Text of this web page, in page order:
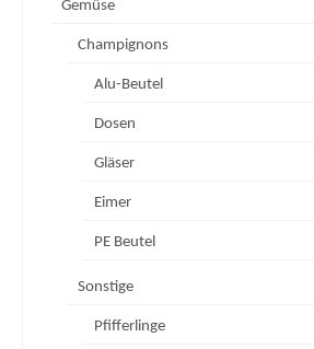
Gemüse
Champignons
Alu-Beutel
Dosen
Gläser
Eimer
PE Beutel
Sonstige
Pfifferlinge